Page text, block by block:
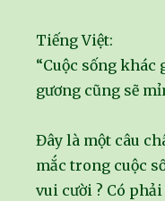
Tiếng Việt:
“Cuộc sống khác
gương cũng sẽ
Đây là một câu
mắc trong cuộc
vui cười ? Có